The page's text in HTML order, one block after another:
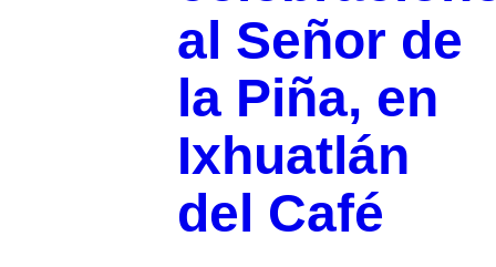
al Señor de
la Piña, en
Ixhuatlán
del Café